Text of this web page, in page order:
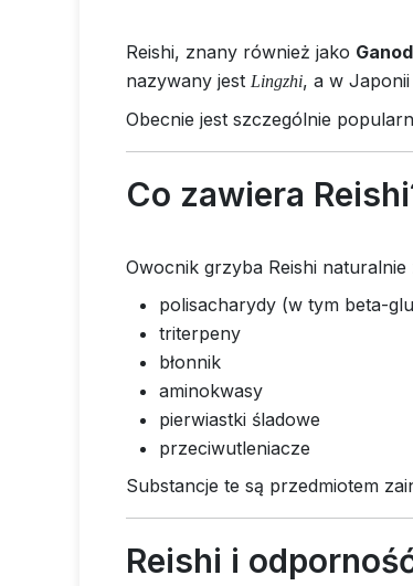
Reishi, znany również jako
nazywany jest Lingzhi, a w Japonii
Obecnie jest szczególnie
Co zawiera
Owocnik grzyba Reishi naturalnie
polisacharydy (w tym beta-
triterpeny
błonnik
aminokwasy
pierwiastki śladowe
przeciwutleniacze
Substancje te są przedmiotem
Reishi i